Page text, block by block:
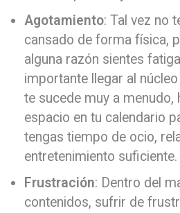
Agotamiento: Tal vez no
cansado de forma física,
alguna razón sientes
importante llegar al
te sucede muy a menudo,
espacio en tu calendario
tengas tiempo de ocio,
entretenimiento suficiente.
Frustración: Dentro del
contenidos, sufrir de